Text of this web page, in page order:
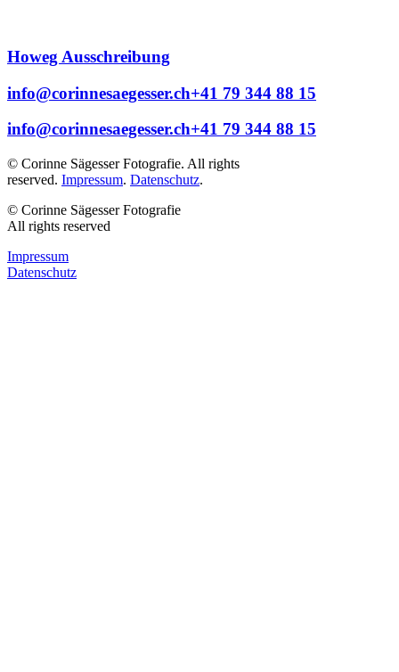
Howeg Ausschreibung
info@corinnesaegesser.ch+41 79 344 88 15
info@corinnesaegesser.ch+41 79 344 88 15
© Corinne Sägesser Fotografie. All rights
reserved. Impressum. Datenschutz.
© Corinne Sägesser Fotografie
All rights reserved
Impressum
Datenschutz